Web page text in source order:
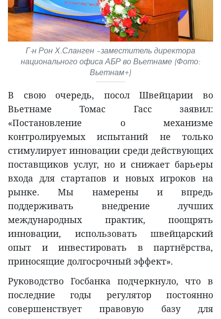
Г-н Рон Х.Сланген –заместитель директора
национального офиса АБР во Вьетнаме (Фото:
Вьетнам+)
В свою очередь, посол Швейцарии во
Вьетнаме Томас Гасс заявил:
«Постановление о механизме
контролируемых испытаний не только
стимулирует инновации среди действующих
поставщиков услуг, но и снижает барьеры
входа для стартапов и новых игроков на
рынке. Мы намерены и впредь
поддерживать внедрение лучших
международных практик, поощрять
инновации, использовать швейцарский
опыт и инвестировать в партнёрства,
приносящие долгосрочный эффект».
Руководство Госбанка подчеркнуло, что в
последние годы регулятор постоянно
совершенствует правовую базу для